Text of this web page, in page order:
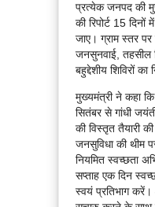
प्रत्येक जनपद की
की रिपोर्ट 15
जाए। ग्राम स्तर पर
जनसुनवाई, तहसील
बहुद्देशीय शिविरों
मुख्यमंत्री ने कहा
सितंबर से गांधी
की विस्तृत तैयारी
जनसुविधा की थीम
नियमित स्वच्छता
सप्ताह एक दिन
स्वयं प्रतिभाग